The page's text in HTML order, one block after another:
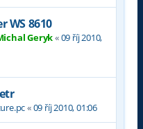
WS 8610
Geryk«09 říj 2010,
«09 říj 2010, 01:06